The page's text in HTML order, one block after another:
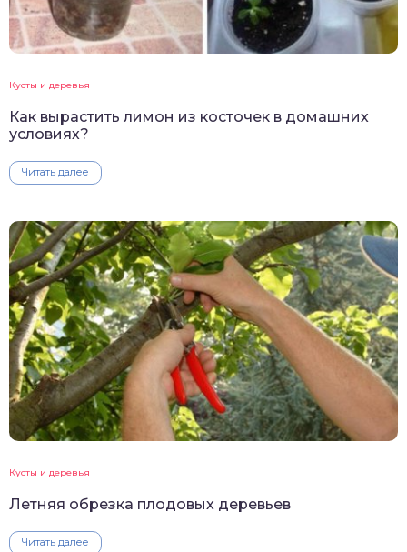
Кусты и деревья
Как вырастить лимон из косточек в домашних
условиях?
Читать далее
Кусты и деревья
Летняя обрезка плодовых деревьев
Читать далее